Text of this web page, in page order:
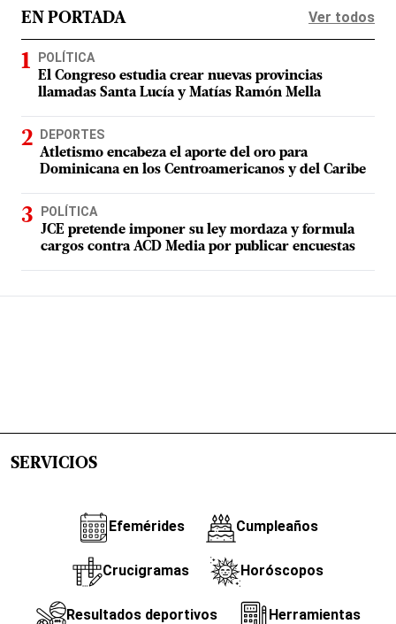
EN PORTADA Ver todos
POLÍTICA
El Congreso estudia crear nuevas provincias
llamadas Santa Lucía y Matías Ramón Mella
DEPORTES
Atletismo encabeza el aporte del oro para
Dominicana en los Centroamericanos y del Caribe
POLÍTICA
JCE pretende imponer su ley mordaza y formula
cargos contra ACD Media por publicar encuestas
SERVICIOS
Efemérides Cumpleaños
Crucigramas Horóscopos
Resultados deportivos Herramientas